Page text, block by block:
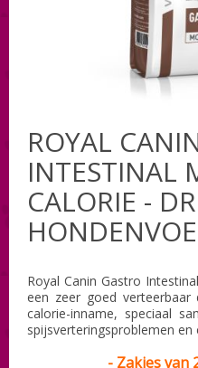
ROYAL
INTESTINAL
CALORIE -
Royal Canin Gastro
een zeer goed
calorie-inname, speciaal
spijsverteringsproblemen
- Zakjes van